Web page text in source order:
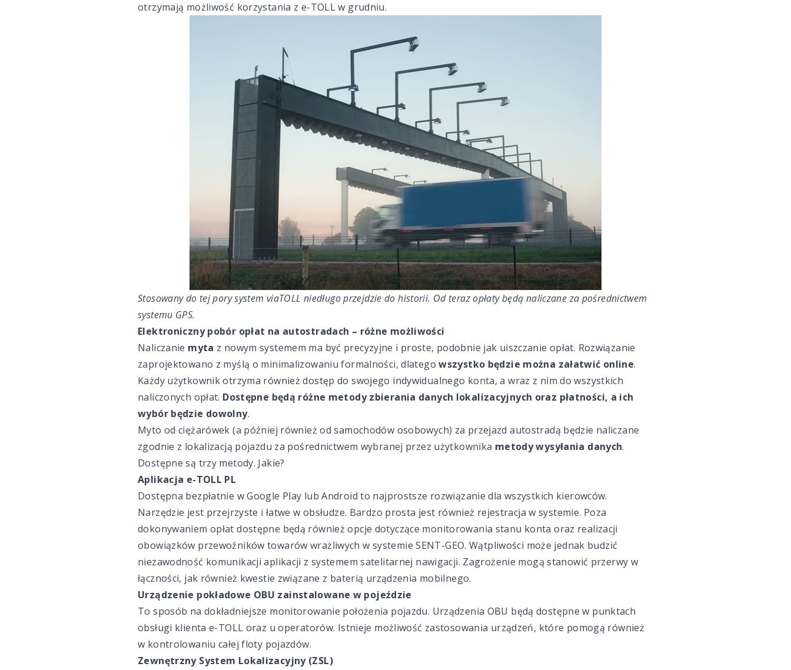
otrzymają możliwość korzystania z e-TOLL w grudniu.
Stosowany do tej pory system viaTOLL niedługo przejdzie do historii. Od teraz opłaty będą naliczane za pośrednictwem
systemu GPS.
Elektroniczny pobór opłat na autostradach – różne możliwości
Naliczanie myta z nowym systemem ma być precyzyjne i proste, podobnie jak uiszczanie opłat. Rozwiązanie
zaprojektowano z myślą o minimalizowaniu formalności, dlategowszystko będzie można załatwić online.
Każdy użytkownik otrzyma również dostęp do swojego indywidualnego konta, a wraz z nim do wszystkich
naliczonych opłat. Dostępne będą różne metody zbierania danych lokalizacyjnych oraz płatności, a ich
wybór będzie dowolny.
Myto od ciężarówek (a później również od samochodów osobowych) za przejazd autostradą będzie naliczane
zgodnie z lokalizacją pojazdu za pośrednictwem wybranej przez użytkownika metody wysyłania danych.
Dostępne są trzy metody. Jakie?
Aplikacja e-TOLL PL
Dostępna bezpłatnie w Google Play lub Android to najprostsze rozwiązanie dla wszystkich kierowców.
Narzędzie jest przejrzyste i łatwe w obsłudze. Bardzo prosta jest również rejestracja w systemie. Poza
dokonywaniem opłat dostępne będą również opcje dotyczące monitorowania stanu konta oraz realizacji
obowiązków przewoźników towarów wrażliwych w systemieSENT-GEO. Wątpliwości może jednak budzić
niezawodność komunikacji aplikacji z systemem satelitarnej nawigacji. Zagrożenie mogą stanowić przerwy w
łączności, jak również kwestie związane z baterią urządzenia mobilnego.
Urządzenie pokładowe OBU zainstalowane w pojeździe
To sposób na dokładniejsze monitorowanie położenia pojazdu. Urządzenia OBU będą dostępne w punktach
obsługi klienta e-TOLL oraz u operatorów. Istnieje możliwość zastosowania urządzeń, które pomogą również
w kontrolowaniu całej floty pojazdów.
Zewnętrzny System Lokalizacyjny (ZSL)